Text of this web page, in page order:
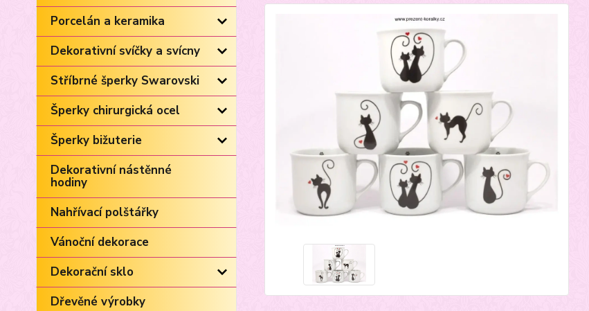
Porcelán a keramika
Dekorativní svíčky a svícny
Stříbrné šperky Swarovski
Šperky chirurgická ocel
Šperky bižuterie
Dekorativní nástěnné
hodiny
Nahřívací polštářky
Vánoční dekorace
Dekorační sklo
Dřevěné výrobky